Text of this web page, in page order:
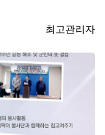
등록자
최고관리자